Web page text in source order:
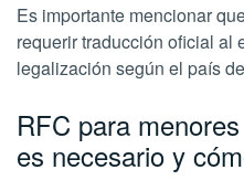
Es importante mencionar
requerir traducción oficial al
legalización según el país
RFC para
es necesario y